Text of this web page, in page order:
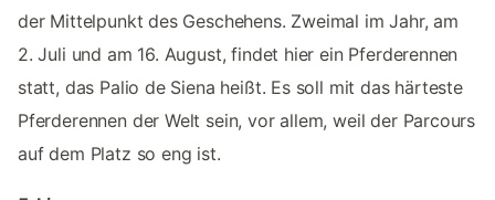
der Mittelpunkt des Geschehens. Zweimal im Jahr, am
2. Juli und am 16. August, findet hier ein Pferderennen
statt, das Palio de Siena heißt. Es soll mit das härteste
Pferderennen der Welt sein, vor allem, weil der Parcours
auf dem Platz so eng ist.